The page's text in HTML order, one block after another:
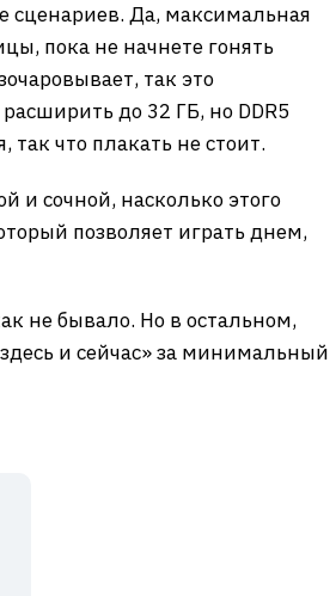
сценариев. Да, максимальная
пока не начнете гонять
так это
до 32 ГБ, но DDR5
что плакать не стоит.
и сочной, насколько этого
позволяет играть днем,
не бывало. Но в остальном,
и сейчас» за минимальный